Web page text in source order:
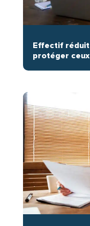
Effectif réduit
protéger